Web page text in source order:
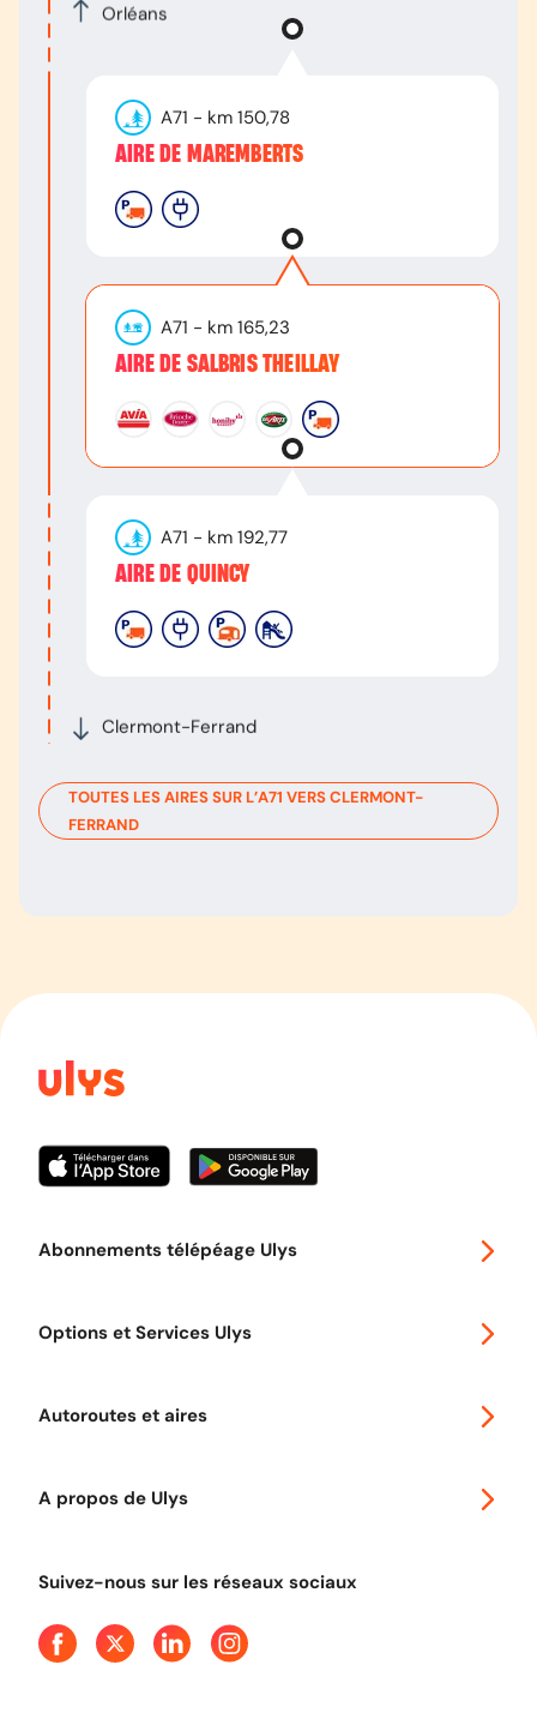
Orléans
Clermont-Ferrand
A71 - km 150,78
AIRE DE MAREMBERTS
A71 - km 165,23
AIRE DE SALBRIS THEILLAY
A71 - km 192,77
AIRE DE QUINCY
TOUTES LES AIRES SUR L’A71 VERSCLERMONT-
FERRAND
Abonnements télépéage Ulys
Options et Services Ulys
Autoroutes et aires
A propos de Ulys
Presse
Suivez-nous sur les réseaux sociaux